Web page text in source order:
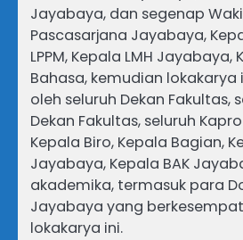
Jayabaya, dan segenap
Pascasarjana Jayabaya,
LPPM, Kepala LMH
Bahasa, kemudian lokakarya
oleh seluruh Dekan Fakultas,
Dekan Fakultas, seluruh
Kepala Biro, Kepala Bagian,
Jayabaya, Kepala BAK
akademika, termasuk para
Jayabaya yang
lokakarya ini.